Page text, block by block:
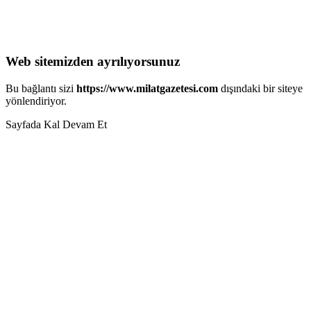
Web sitemizden ayrılıyorsunuz
Bu bağlantı sizi https://www.milatgazetesi.com dışındaki bir siteye
yönlendiriyor.
Sayfada Kal Devam Et